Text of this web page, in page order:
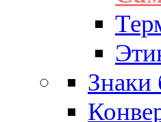
Знаки